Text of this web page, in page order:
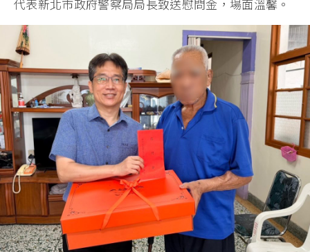
代表新北市政府警察局局長致送慰問金，場面溫馨。